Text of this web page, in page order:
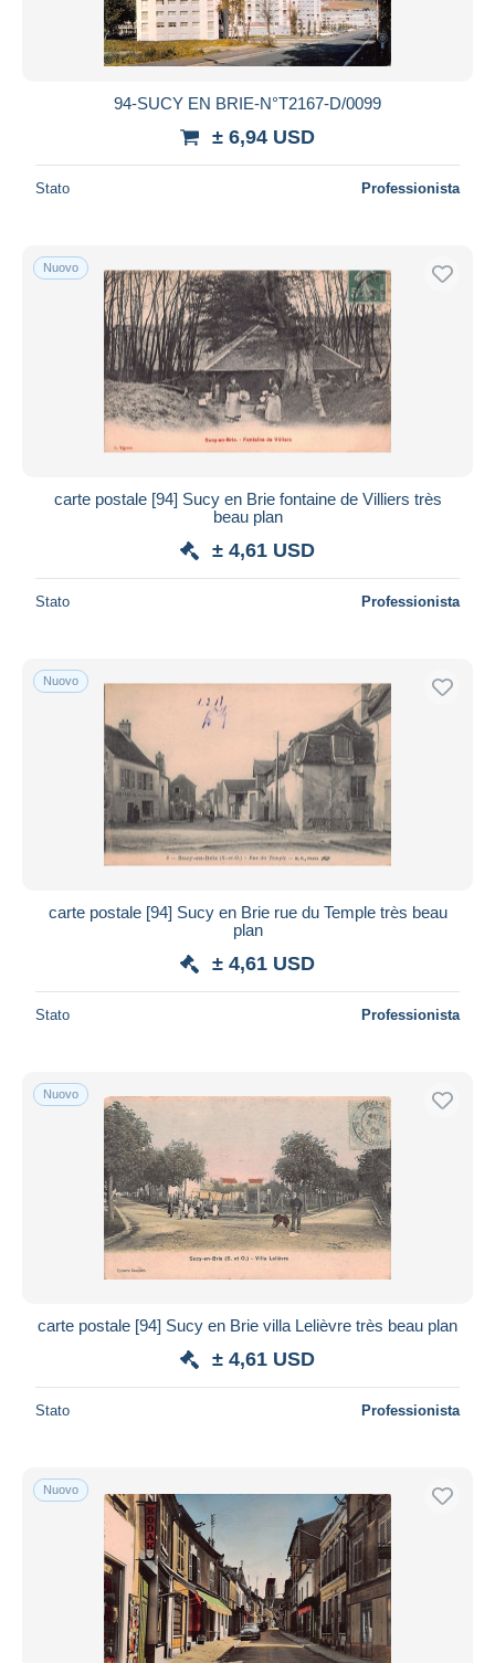
94-SUCY EN BRIE-N°T2167-D/0099
± 6,94 USD
Stato Professionista
Nuovo
carte postale [94] Sucy en Brie fontaine de Villiers très
beau plan
± 4,61 USD
Stato Professionista
Nuovo
carte postale [94] Sucy en Brie rue du Temple très beau
plan
± 4,61 USD
Stato Professionista
Nuovo
carte postale [94] Sucy en Brie villa Lelièvre très beau plan
± 4,61 USD
Stato Professionista
Nuovo